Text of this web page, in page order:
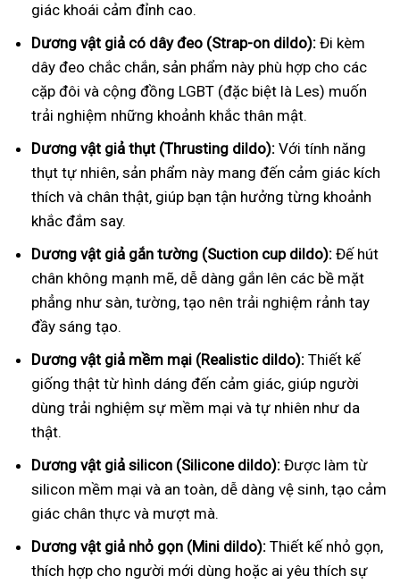
giác khoái cảm đỉnh cao.
Dương vật giả có dây đeo (Strap-on dildo): Đi kèm
dây đeo chắc chắn, sản phẩm này phù hợp cho các
cặp đôi và cộng đồng LGBT (đặc biệt là Les) muốn
trải nghiệm những khoảnh khắc thân mật.
Dương vật giả thụt (Thrusting dildo): Với tính năng
thụt tự nhiên, sản phẩm này mang đến cảm giác kích
thích và chân thật, giúp bạn tận hưởng từng khoảnh
khắc đắm say.
Dương vật giả gắn tường (Suction cup dildo): Đế hút
chân không mạnh mẽ, dễ dàng gắn lên các bề mặt
phẳng như sàn, tường, tạo nên trải nghiệm rảnh tay
đầy sáng tạo.
Dương vật giả mềm mại (Realistic dildo): Thiết kế
giống thật từ hình dáng đến cảm giác, giúp người
dùng trải nghiệm sự mềm mại và tự nhiên như da
thật.
Dương vật giả silicon (Silicone dildo): Được làm từ
silicon mềm mại và an toàn, dễ dàng vệ sinh, tạo cảm
giác chân thực và mượt mà.
Dương vật giả nhỏ gọn (Mini dildo): Thiết kế nhỏ gọn,
thích hợp cho người mới dùng hoặc ai yêu thích sự